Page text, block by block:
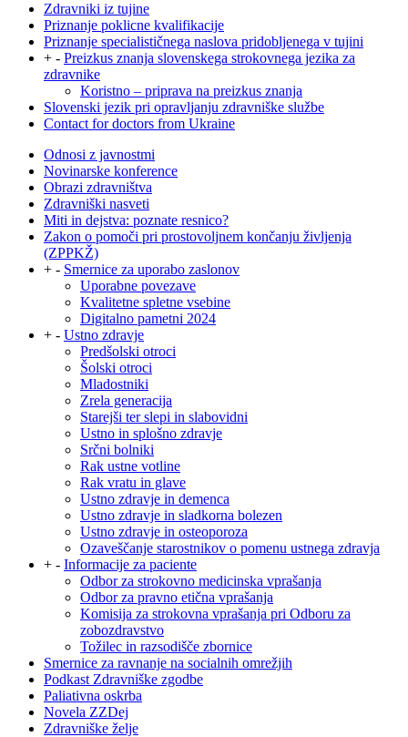
Zdravniki iz tujine
Priznanje poklicne kvalifikacije
Priznanje specialističnega naslova pridobljenega v tujini
+ - Preizkus znanja slovenskega strokovnega jezika za
zdravnike
Koristno – priprava na preizkus znanja
Slovenski jezik pri opravljanju zdravniške službe
Contact for doctors from Ukraine
Odnosi z javnostmi
Novinarske konference
Obrazi zdravništva
Zdravniški nasveti
Miti in dejstva: poznate resnico?
Zakon o pomoči pri prostovoljnem končanju življenja
(ZPPKŽ)
+ - Smernice za uporabo zaslonov
Uporabne povezave
Kvalitetne spletne vsebine
Digitalno pametni 2024
+ - Ustno zdravje
Predšolski otroci
Šolski otroci
Mladostniki
Zrela generacija
Starejši ter slepi in slabovidni
Ustno in splošno zdravje
Srčni bolniki
Rak ustne votline
Rak vratu in glave
Ustno zdravje in demenca
Ustno zdravje in sladkorna bolezen
Ustno zdravje in osteoporoza
Ozaveščanje starostnikov o pomenu ustnega zdravja
+ - Informacije za paciente
Odbor za strokovno medicinska vprašanja
Odbor za pravno etična vprašanja
Komisija za strokovna vprašanja pri Odboru za
zobozdravstvo
Tožilec in razsodišče zbornice
Smernice za ravnanje na socialnih omrežjih
Podkast Zdravniške zgodbe
Paliativna oskrba
Novela ZZDej
Zdravniške želje